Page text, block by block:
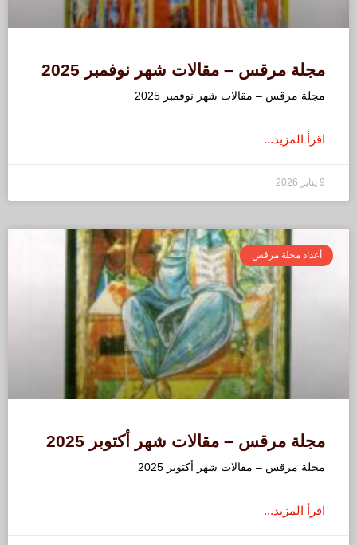
مجلة مرقس – مقالات شهر نوفمبر 2025
مجلة مرقس – مقالات شهر نوفمبر 2025
اقرأ المزيد...
9 يناير 2026
أعداد مجلة مرقس
مجلة مرقس – مقالات شهر أكتوبر 2025
مجلة مرقس – مقالات شهر أكتوبر 2025
اقرأ المزيد...